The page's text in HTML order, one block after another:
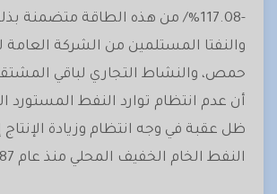
-117.08%/ من هذه الطاقة متضمنة
والنفتا المستلمين من الشركة
حمص، والنشاط التجاري لباقي
أن عدم انتظام توارد النفط المستورد
ظل عقبة في وجه انتظام وزيادة الإنتاج
النفط الخام الخفيف المحلي منذ عام 1987